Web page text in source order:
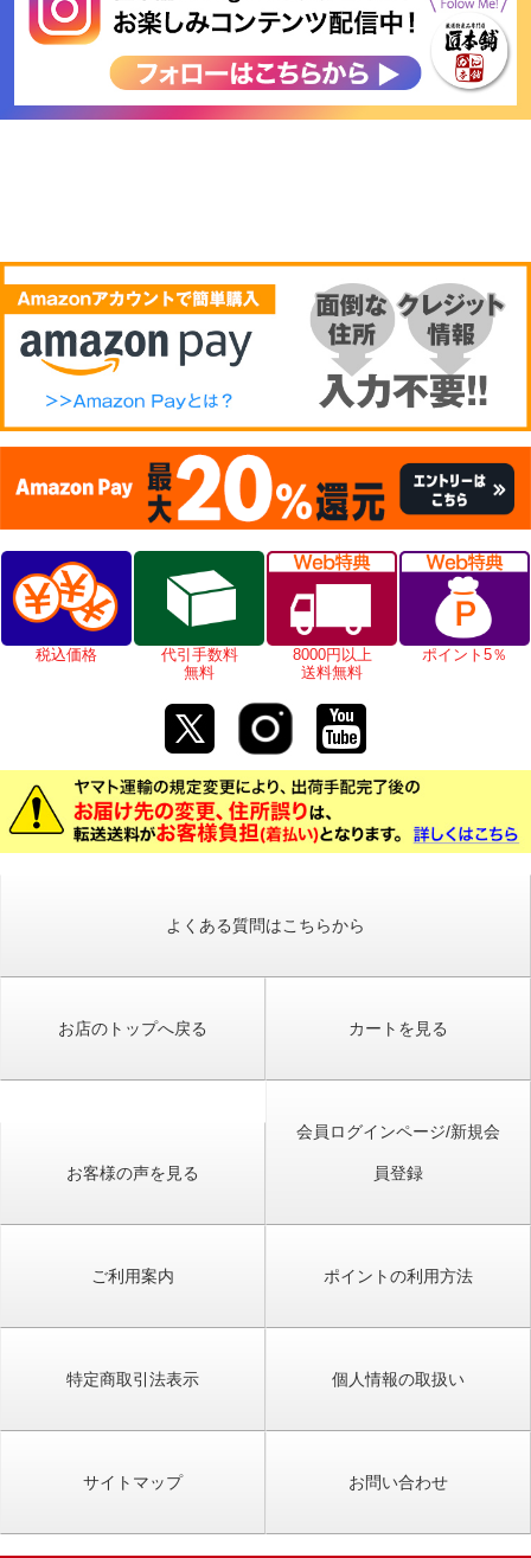
税込価格
代引手数料
無料
8000円以上
送料無料
ポイント5％
よくある質問はこちらから
お店のトップへ戻る カートを見る
お客様の声を見る
会員ログインページ/新規会
員登録
ご利用案内 ポイントの利用方法
特定商取引法表示 個人情報の取扱い
サイトマップ お問い合わせ